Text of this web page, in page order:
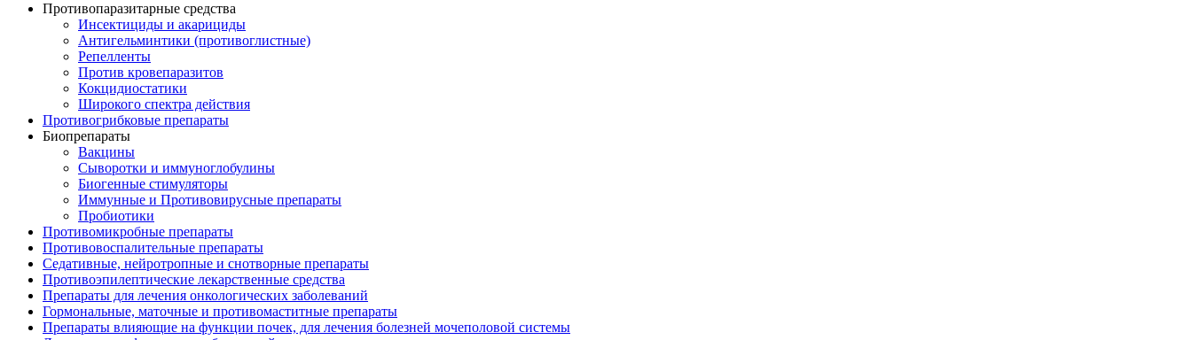
Противопаразитарные средства
Инсектициды и акарициды
Антигельминтики (противоглистные)
Репелленты
Против кровепаразитов
Кокцидиостатики
Широкого спектра действия
Противогрибковые препараты
Биопрепараты
Вакцины
Сыворотки и иммуноглобулины
Биогенные стимуляторы
Иммунные и Противовирусные препараты
Пробиотики
Противомикробные препараты
Противовоспалительные препараты
Седативные, нейротропные и снотворные препараты
Противоэпилептические лекарственные средства
Препараты для лечения онкологических заболеваний
Гормональные, маточные и противомаститные препараты
Препараты влияющие на функции почек, для лечения болезней мочеполовой системы